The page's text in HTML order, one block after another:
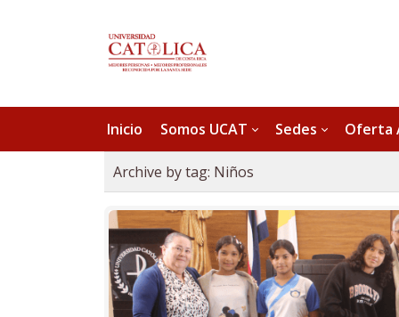
Inicio Somos UCAT Sedes Oferta
Archive by tag: Niños